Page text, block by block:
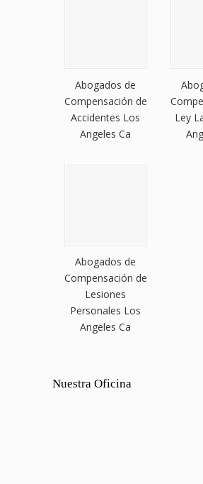
Abogados de
Compensación de
Accidentes Los
Angeles Ca
Ley
Abogados de
Compensación de
Lesiones
Personales Los
Angeles Ca
Nuestra Oficina